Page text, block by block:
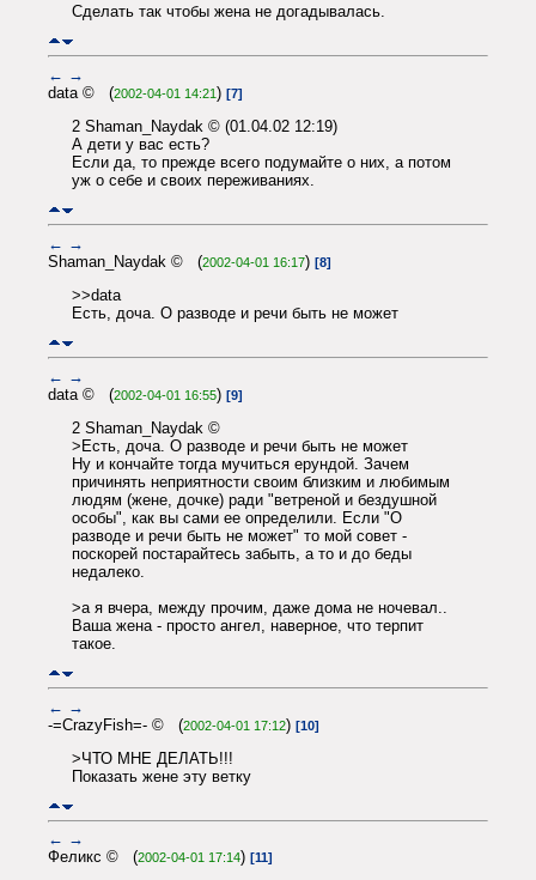
Сделать так чтобы жена не догадывалась.
← →
data © (2002-04-01 14:21) [7]
2 Shaman_Naydak © (01.04.02 12:19)
А дети у вас есть?
Если да, то прежде всего подумайте о них, а потом
уж о себе и своих переживаниях.
← →
Shaman_Naydak © (2002-04-01 16:17) [8]
>>data
Есть, доча. О разводе и речи быть не может
← →
data © (2002-04-01 16:55) [9]
2 Shaman_Naydak ©
>Есть, доча. О разводе и речи быть не может
Ну и кончайте тогда мучиться ерундой. Зачем
причинять неприятности своим близким и любимым
людям (жене, дочке) ради "ветреной и бездушной
особы", как вы сами ее определили. Если "О
разводе и речи быть не может" то мой совет -
поскорей постарайтесь забыть, а то и до беды
недалеко.
>а я вчера, между прочим, даже дома не ночевал..
Ваша жена - просто ангел, наверное, что терпит
такое.
← →
-=CrazyFish=- © (2002-04-01 17:12) [10]
>ЧТО МНЕ ДЕЛАТЬ!!!
Показать жене эту ветку
← →
Феликс © (2002-04-01 17:14) [11]